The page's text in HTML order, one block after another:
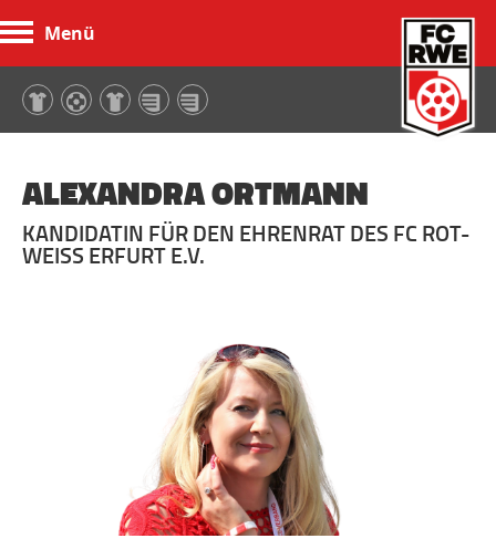
Menü
ALEXANDRA ORTMANN
KANDIDATIN FÜR DEN EHRENRAT DES FC ROT-
WEISS ERFURT E.V.